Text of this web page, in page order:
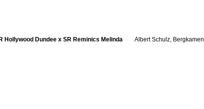
Hollywood Dundee x SR Reminics Melinda Albert Schulz, Bergkamen